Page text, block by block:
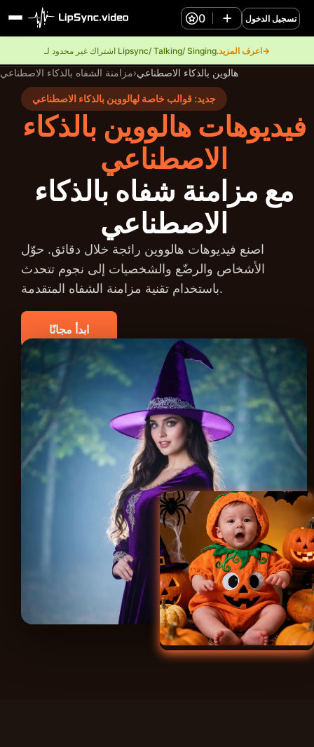
اشتراك غير محدود لـ Lipsync/ Talking/ Singing. اعرف المزيد→
0 تسجيل الدخول
مزامنة الشفاه بالذكاء الاصطناعي›هالوين بالذكاء الاصطناعي
جديد: قوالب خاصة لهالووين بالذكاء الاصطناعي
فيديوهات هالووين بالذكاء
الاصطناعي
مع مزامنة شفاه بالذكاء
الاصطناعي
اصنع فيديوهات هالووين رائجة خلال دقائق. حوّل
الأشخاص والرضّع والشخصيات إلى نجوم تتحدث
باستخدام تقنية مزامنة الشفاه المتقدمة.
ابدأ مجانًا